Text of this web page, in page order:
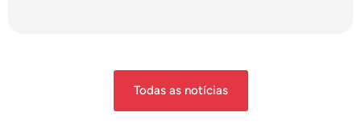
Todas as notícias